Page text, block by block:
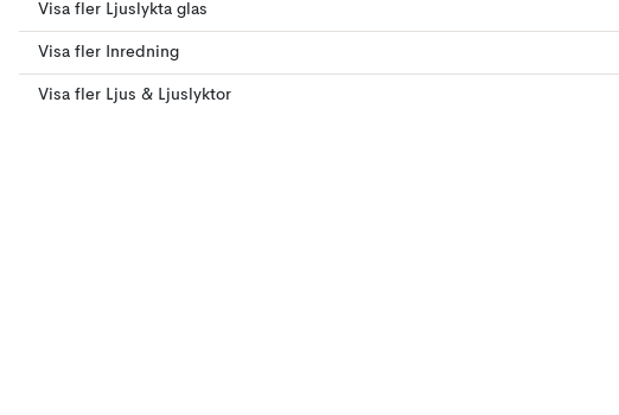
Visa fler Ljuslykta glas
Visa fler Inredning
Visa fler Ljus & Ljuslyktor